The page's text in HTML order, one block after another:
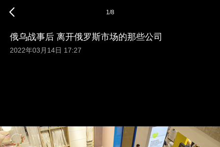
1/8
俄乌战事后 离开俄罗斯市场的那些公司
2022年03月14日 17:27